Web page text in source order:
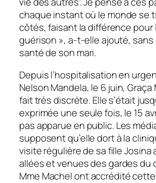
chaque instant où le monde se
côtés, faisant la différence pour
guérison », a-t-elle ajouté, sans
santé de son mari.
Depuis l’hospitalisation en
Nelson Mandela, le 6 juin, Graça
fait très discrète. Elle s’était
exprimée une seule fois, le 15
pas apparue en public. Les
supposent qu’elle dort à la
visite régulière de sa fille Josina
allées et venues des gardes du
Mme Machel ont accrédité